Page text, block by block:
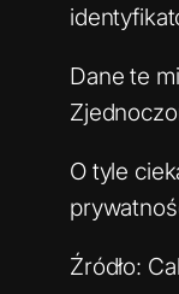
Dane te
O tyle
Źródło: